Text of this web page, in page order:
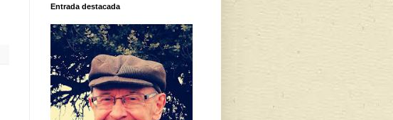
Entrada destacada